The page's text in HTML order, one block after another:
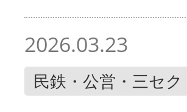
2026.03.23
民鉄・公営・三セク